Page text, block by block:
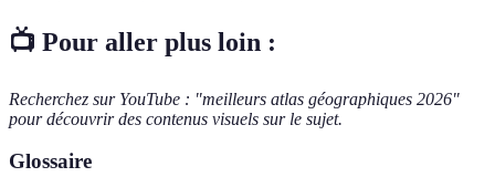
📺 Pour aller plus loin :
Recherchez sur YouTube : "meilleurs atlas géographiques 2026"
pour découvrir des contenus visuels sur le sujet.
Glossaire